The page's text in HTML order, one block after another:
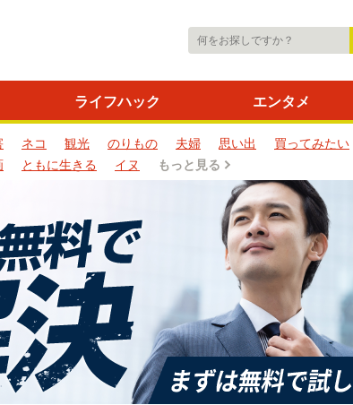
ライフハック エンタメ
ネコ 観光 のりもの 夫婦 思い出 買ってみたい
ともに生きる イヌ もっと見る